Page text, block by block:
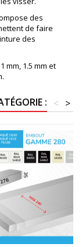
des
de faire
des
mm, 1.5 mm et
: >
<